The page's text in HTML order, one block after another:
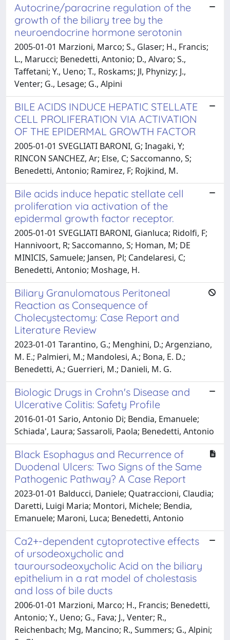
Autocrine/paracrine regulation of the
growth of the biliary tree by the
neuroendocrine hormone serotonin
2005-01-01 Marzioni, Marco; S., Glaser; H., Francis;
L., Marucci; Benedetti, Antonio; D., Alvaro; S.,
Taffetani; Y., Ueno; T., Roskams; Jl, Phynizy; J.,
Venter; G., Lesage; G., Alpini
BILE ACIDS INDUCE HEPATIC STELLATE
CELL PROLIFERATION VIA ACTIVATION
OF THE EPIDERMAL GROWTH FACTOR
2005-01-01 SVEGLIATI BARONI, G; Inagaki, Y;
RINCON SANCHEZ, Ar; Else, C; Saccomanno, S;
Benedetti, Antonio; Ramirez, F; Rojkind, M.
Bile acids induce hepatic stellate cell
proliferation via activation of the
epidermal growth factor receptor.
2005-01-01 SVEGLIATI BARONI, Gianluca; Ridolfi, F;
Hannivoort, R; Saccomanno, S; Homan, M; DE
MINICIS, Samuele; Jansen, Pl; Candelaresi, C;
Benedetti, Antonio; Moshage, H.
Biliary Granulomatous Peritoneal
Reaction as Consequence of
Cholecystectomy: Case Report and
Literature Review
2023-01-01 Tarantino, G.; Menghini, D.; Argenziano,
M. E.; Palmieri, M.; Mandolesi, A.; Bona, E. D.;
Benedetti, A.; Guerrieri, M.; Danieli, M. G.
Biologic Drugs in Crohn's Disease and
Ulcerative Colitis: Safety Profile
2016-01-01 Sario, Antonio Di; Bendia, Emanuele;
Schiada', Laura; Sassaroli, Paola; Benedetti, Antonio
Black Esophagus and Recurrence of
Duodenal Ulcers: Two Signs of the Same
Pathogenic Pathway? A Case Report
2023-01-01 Balducci, Daniele; Quatraccioni, Claudia;
Daretti, Luigi Maria; Montori, Michele; Bendia,
Emanuele; Maroni, Luca; Benedetti, Antonio
Ca2+-dependent cytoprotective effects
of ursodeoxycholic and
tauroursodeoxycholic Acid on the biliary
epithelium in a rat model of cholestasis
and loss of bile ducts
2006-01-01 Marzioni, Marco; H., Francis; Benedetti,
Antonio; Y., Ueno; G., Fava; J., Venter; R.,
Reichenbach; Mg, Mancino; R., Summers; G., Alpini;